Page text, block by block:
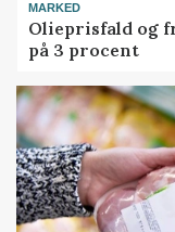
MARKED
Olieprisfald og
på 3 procent